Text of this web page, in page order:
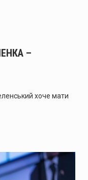
–
хоче мати